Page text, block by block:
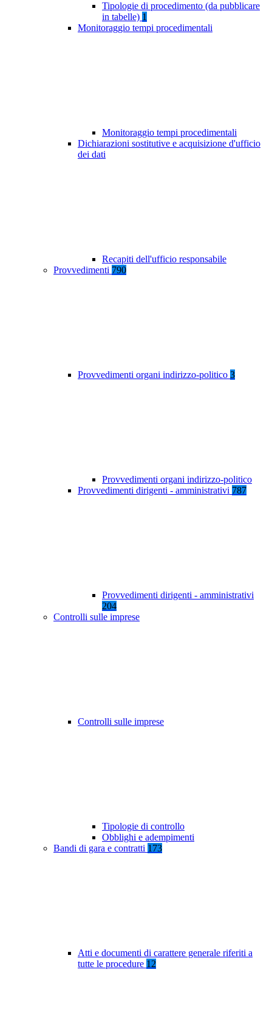
Tipologie di procedimento (da pubblicare
in tabelle) 1
Monitoraggio tempi procedimentali
Monitoraggio tempi procedimentali
Dichiarazioni sostitutive e acquisizione d'ufficio
dei dati
Recapiti dell'ufficio responsabile
Provvedimenti 790
Provvedimenti organi indirizzo-politico 3
Provvedimenti organi indirizzo-politico
Provvedimenti dirigenti - amministrativi 787
Provvedimenti dirigenti - amministrativi
204
Controlli sulle imprese
Controlli sulle imprese
Tipologie di controllo
Obblighi e adempimenti
Bandi di gara e contratti 173
Atti e documenti di carattere generale riferiti a
tutte le procedure 12